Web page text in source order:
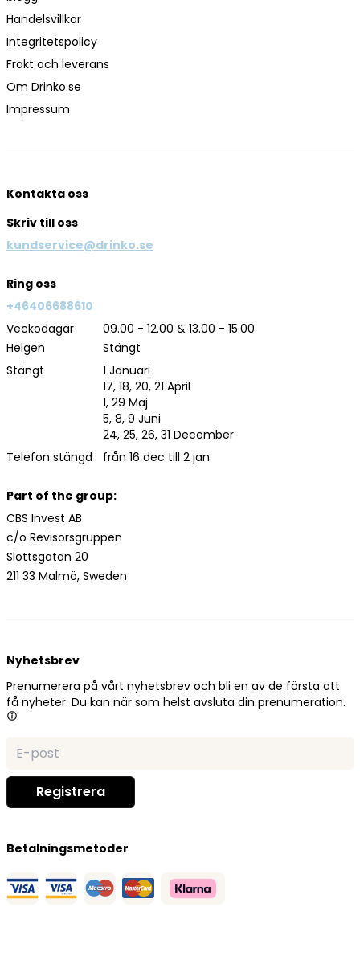
Handelsvillkor
Integritetspolicy
Frakt och leverans
Om Drinko.se
Impressum
Kontakta oss
Skriv till oss
kundservice@drinko.se
Ring oss
+46406688610
Veckodagar
09.00 - 12.00 & 13.00 - 15.00
Helgen
Stängt
Stängt
Telefon stängd
1 Januari
17, 18, 20, 21 April
1, 29 Maj
5, 8, 9 Juni
24, 25, 26, 31 December
från 16 dec till 2 jan
Part of the group:
CBS Invest AB
c/o Revisorsgruppen
Slottsgatan 20
211 33 Malmö, Sweden
Nyhetsbrev
Prenumerera på vårt nyhetsbrev och bli en av de första att
få nyheter. Du kan när som helst avsluta din prenumeration.
Betalningsmetoder